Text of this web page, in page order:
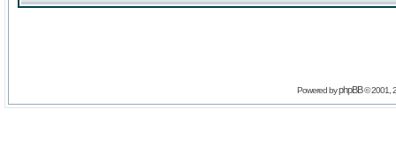
Powered byphpBB© 2001,